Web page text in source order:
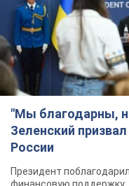
России
Президент
финансовую поддержку
6 часов назад 66,1 т.
Украина
ракет и многое
США обнародовали
Конгресс